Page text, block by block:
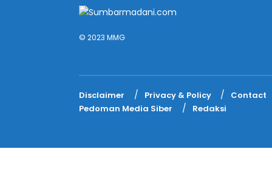
© 2023 MMG
Disclaimer Privacy & Policy
Contact
Pedoman Media Siber
Redaksi